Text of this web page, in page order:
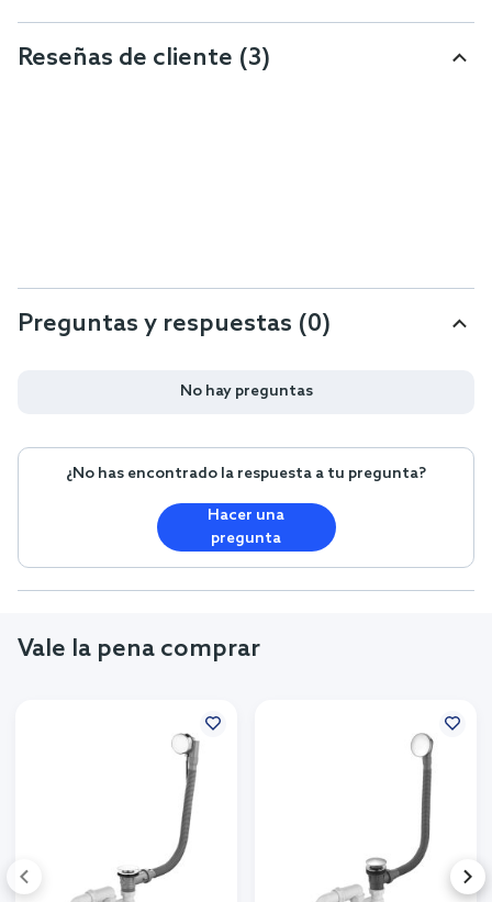
Reseñas de cliente (3)
Preguntas y respuestas (0)
No hay preguntas
¿No has encontrado la respuesta a tu pregunta?
Hacer una
pregunta
Vale la pena comprar